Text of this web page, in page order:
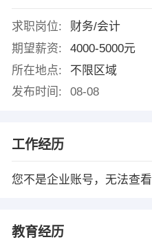
求职岗位:
财务/会计
期望薪资:
4000-5000元
所在地点:
不限区域
发布时间:
08-08
工作经历
您不是企业账号，无法查看
教育经历